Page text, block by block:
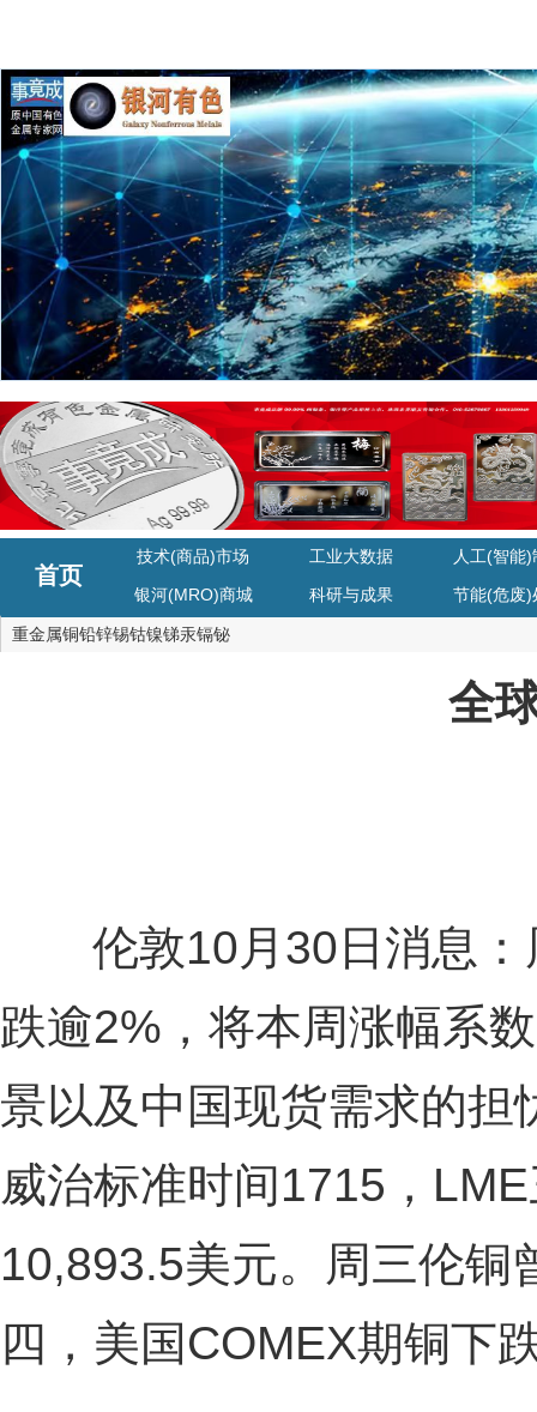
首页
技术(商品)市场 工业大数据
人工(智能)
银河(MRO)商城
科研与成果 节能(危废)
重金属铜铅锌锡钴镍锑汞镉铋
全
伦敦10月30日消息：
跌逾2%，将本周涨幅系
景以及中国现货需求的担
威治标准时间1715，
10,893.5美元。周三伦铜
四，美国COMEX期铜下